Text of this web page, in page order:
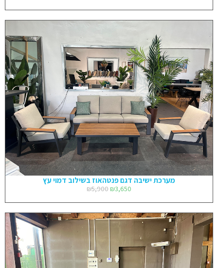
מערכת ישיבה דגם פנטהאוז בשילוב דמוי עץ
₪5,900 ₪3,650